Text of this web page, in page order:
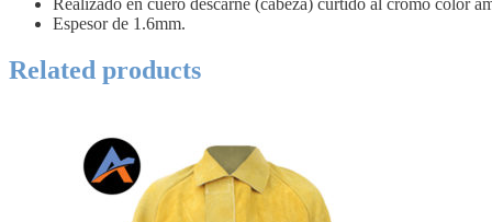
Espesor de 1.6mm.
Related products